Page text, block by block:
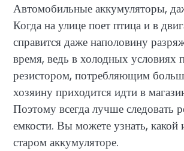
Автомобильные аккумуляторы,
Когда на улице поет птица и в
справится даже наполовину
время, ведь в холодных условиях
резистором, потребляющим
хозяину приходится идти в
Поэтому всегда лучше следовать
емкости. Вы можете узнать, какой
старом аккумуляторе.